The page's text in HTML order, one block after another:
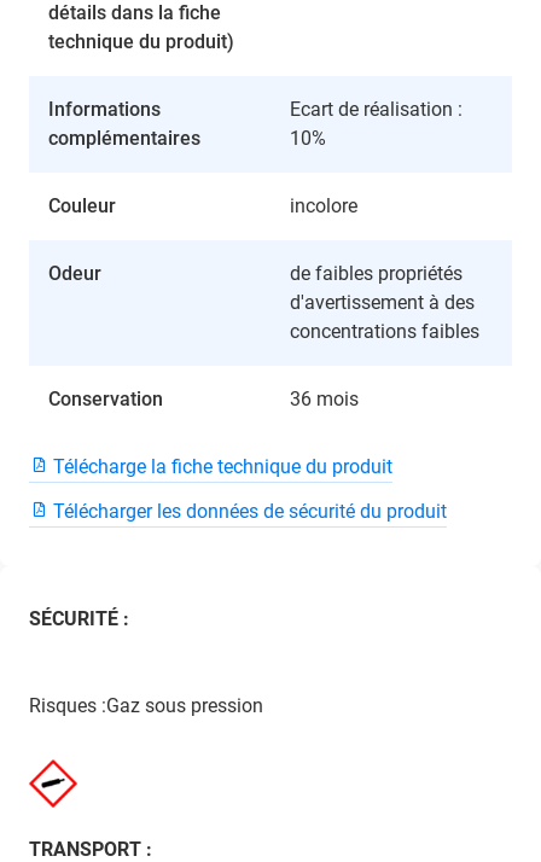
détails dans la fiche
technique du produit)
Informations
complémentaires
Ecart de réalisation :
10%
Couleur incolore
Odeur
de faibles propriétés
d'avertissement à des
concentrations faibles
Conservation 36 mois
Télécharge la fiche technique du produit
Télécharger les données de sécurité du produit
SÉCURITÉ :
Risques :Gaz sous pression
TRANSPORT :